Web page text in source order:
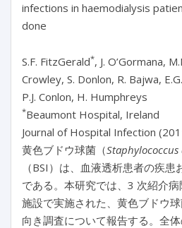
infections in haemodialysis
done
S.F. FitzGerald*, J. O’Gormana,
Crowley, S. Donlon, R. Bajwa,
P.J. Conlon, H. Humphreys
*Beaumont Hospital, Ireland
Journal of Hospital Infection
黄色ブドウ球菌（Staphylococcus
（BSI）は、血液透析患者の疾
である。本研究では、3 次紹介
施設で実施された、黄色ブドウ
向き調査について報告する。全